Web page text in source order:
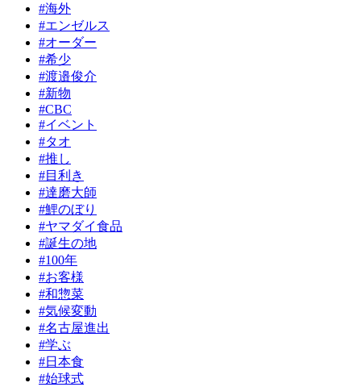
#海外
#エンゼルス
#オーダー
#希少
#渡邉俊介
#新物
#CBC
#イベント
#タオ
#推し
#目利き
#達磨大師
#鯉のぼり
#ヤマダイ食品
#誕生の地
#100年
#お客様
#和惣菜
#気候変動
#名古屋進出
#学ぶ
#日本食
#始球式